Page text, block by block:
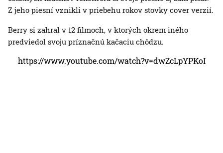
Z jeho piesní vznikli v priebehu rokov stovky cover verzií.
Berry si zahral v 12 filmoch, v ktorých okrem iného
predviedol svoju príznačnú kačaciu chôdzu.
https://www.youtube.com/watch?v=dwZcLpYPKoI